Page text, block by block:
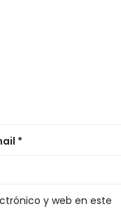
*
y web en este